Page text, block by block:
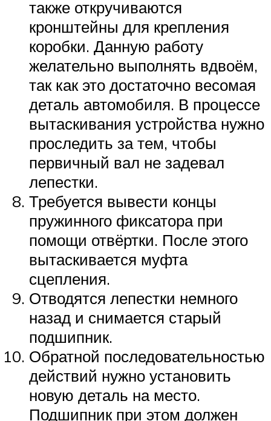
также откручиваются
кронштейны для крепления
коробки. Данную работу
желательно выполнять вдвоём,
так как это достаточно весомая
деталь автомобиля. В процессе
вытаскивания устройства нужно
проследить за тем, чтобы
первичный вал не задевал
лепестки.
Требуется вывести концы
пружинного фиксатора при
помощи отвёртки. После этого
вытаскивается муфта
сцепления.
Отводятся лепестки немного
назад и снимается старый
подшипник.
Обратной последовательностью
действий нужно установить
новую деталь на место.
Подшипник при этом должен